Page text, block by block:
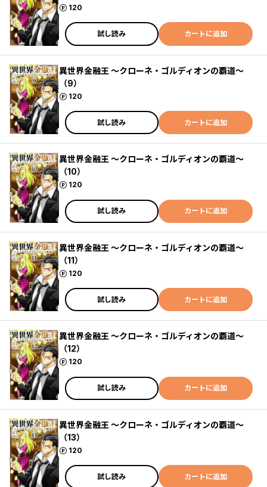
120
ポイント
試し読み カートに追加
異世界金融王 ～クローネ・ゴルディオンの覇道～
（9）
120
ポイント
試し読み カートに追加
異世界金融王 ～クローネ・ゴルディオンの覇道～
（10）
120
ポイント
試し読み カートに追加
異世界金融王 ～クローネ・ゴルディオンの覇道～
（11）
120
ポイント
試し読み カートに追加
異世界金融王 ～クローネ・ゴルディオンの覇道～
（12）
120
ポイント
試し読み カートに追加
異世界金融王 ～クローネ・ゴルディオンの覇道～
（13）
120
ポイント
試し読み カートに追加